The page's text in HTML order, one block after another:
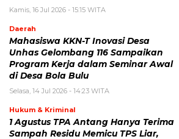
Kamis, 16 Jul 2026 - 15:15 WITA
Daerah
Mahasiswa KKN-T Inovasi Desa
Unhas Gelombang 116 Sampaikan
Program Kerja dalam Seminar Awal
di Desa Bola Bulu
Selasa, 14 Jul 2026 - 14:23 WITA
Hukum & Kriminal
1 Agustus TPA Antang Hanya Terima
Sampah Residu Memicu TPS Liar,